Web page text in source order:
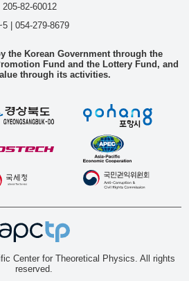
205-82-60012
| 054-279-8679
the Korean Government through the
Fund and the Lottery Fund, and
through its activities.
Center for Theoretical Physics. All rights
reserved.